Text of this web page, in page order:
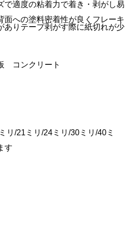
で適度の粘着力で着き・剥がし易
面への塗料密着性が良くフレーキ
ありテープ剥がす際に紙切れが少
コンクリート
リ/21ミリ/24ミリ/30ミリ/40ミ
す